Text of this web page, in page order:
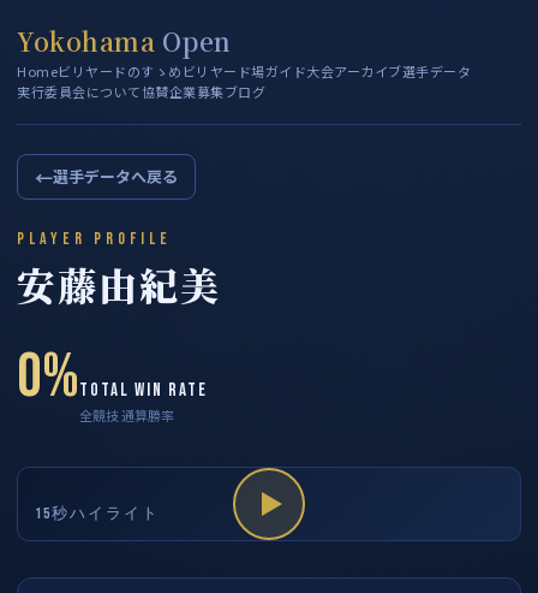
Yokohama Open
Homeビリヤードのすゝめ ビリヤード場ガイド大会アーカイブ選手データ
実行委員会について協賛企業募集ブログ
←選手データへ戻る
PLAYER PROFILE
安藤由紀美
0%TOTAL WIN RATE
全競技 通算勝率
15秒ハイライト